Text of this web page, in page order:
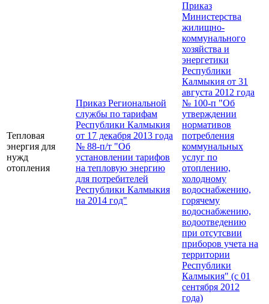
Тепловая
энергия для
нужд
отопления
Приказ Региональной
службы по тарифам
Республики Калмыкия
от 17 декабря 2013 года
№ 88-п/т "Об
установлении тарифов
на тепловую энергию
для потребителей
Республики Калмыкия
на 2014 год"
Приказ
Министерства
жилищно-
коммунального
хозяйства и
энергетики
Республики
Калмыкия от 31
августа 2012 года
№ 100-п "Об
утверждении
нормативов
потребления
коммунальных
услуг по
отоплению,
холодному
водоснабжению,
горячему
водоснабжению,
водоотведению
при отсутсвии
приборов учета на
территории
Республики
Калмыкия" (с 01
сентября 2012
года)